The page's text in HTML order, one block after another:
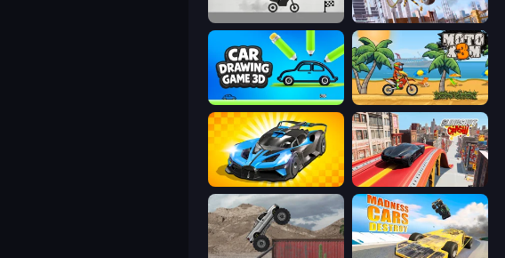
Construction Ramp Jumping
Car Drawing Game 3D Moto X3M
GT Cars Mega Ramps Slingshot Crash